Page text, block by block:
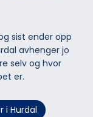
sist ender opp
avhenger jo
selv og hvor
er.
i Hurdal